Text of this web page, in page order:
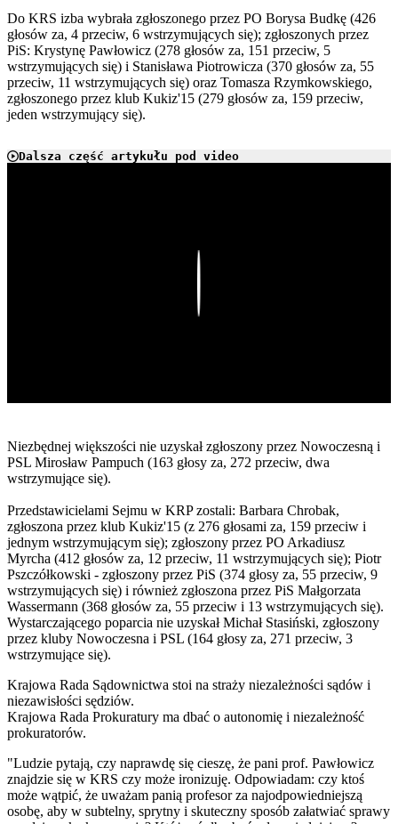
Do KRS izba wybrała zgłoszonego przez PO Borysa Budkę (426
głosów za, 4 przeciw, 6 wstrzymujących się); zgłoszonych przez
PiS: Krystynę Pawłowicz (278 głosów za, 151 przeciw, 5
wstrzymujących się) i Stanisława Piotrowicza (370 głosów za, 55
przeciw, 11 wstrzymujących się) oraz Tomasza Rzymkowskiego,
zgłoszonego przez klub Kukiz'15 (279 głosów za, 159 przeciw,
jeden wstrzymujący się).
Dalsza część artykułu pod video
Niezbędnej większości nie uzyskał zgłoszony przez Nowoczesną i
PSL Mirosław Pampuch (163 głosy za, 272 przeciw, dwa
wstrzymujące się).
Przedstawicielami Sejmu w KRP zostali: Barbara Chrobak,
zgłoszona przez klub Kukiz'15 (z 276 głosami za, 159 przeciw i
jednym wstrzymującym się); zgłoszony przez PO Arkadiusz
Myrcha (412 głosów za, 12 przeciw, 11 wstrzymujących się); Piotr
Pszczółkowski - zgłoszony przez PiS (374 głosy za, 55 przeciw, 9
wstrzymujących się) i również zgłoszona przez PiS Małgorzata
Wassermann (368 głosów za, 55 przeciw i 13 wstrzymujących się).
Wystarczającego poparcia nie uzyskał Michał Stasiński, zgłoszony
przez kluby Nowoczesna i PSL (164 głosy za, 271 przeciw, 3
wstrzymujące się).
Krajowa Rada Sądownictwa stoi na straży niezależności sądów i
niezawisłości sędziów.
Krajowa Rada Prokuratury ma dbać o autonomię i niezależność
prokuratorów.
"Ludzie pytają, czy naprawdę się cieszę, że pani prof. Pawłowicz
znajdzie się w KRS czy może ironizuję. Odpowiadam: czy ktoś
może wątpić, że uważam panią profesor za najodpowiedniejszą
osobę, aby w subtelny, sprytny i skuteczny sposób załatwiać sprawy